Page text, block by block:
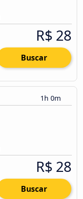
R$ 28
Buscar
1h 0m
R$ 28
Buscar